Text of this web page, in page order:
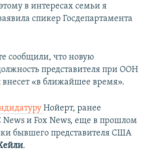
в интересах семьи я
спикер Госдепартамента
сообщили, что новую
представителя при ООН
«в ближайшее время».
Нойерт​, ранее
News и Fox News, еще в прошлом
бывшего представителя США
.